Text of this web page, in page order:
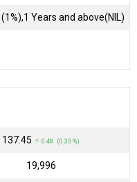
Years and above(NIL)
₹137.45 ↑ 0.48 (0.35 %)
₹19,996